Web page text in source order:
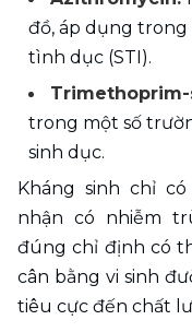
đồ, áp dụng
tình dục (STI).
trong một số
sinh dục.
Kháng sinh chỉ
nhận có nhiễm
đúng chỉ định có
cân bằng vi sinh
tiêu cực đến chất